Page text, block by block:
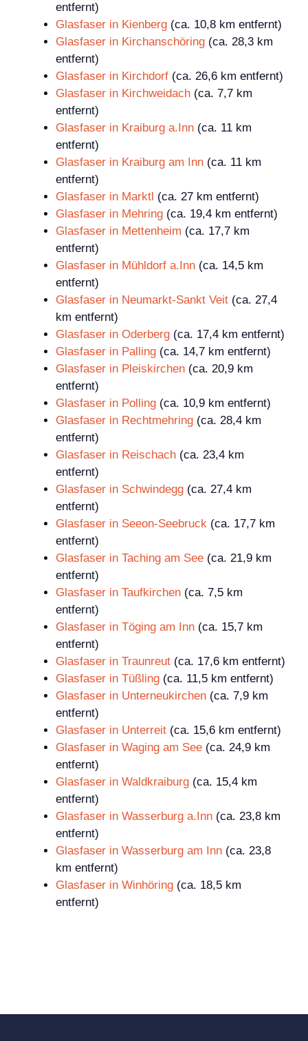
entfernt)
Glasfaser in Kienberg (ca. 10,8 km entfernt)
Glasfaser in Kirchanschöring (ca. 28,3 km
entfernt)
Glasfaser in Kirchdorf (ca. 26,6 km entfernt)
Glasfaser in Kirchweidach (ca. 7,7 km
entfernt)
Glasfaser in Kraiburg a.Inn (ca. 11 km
entfernt)
Glasfaser in Kraiburg am Inn (ca. 11 km
entfernt)
Glasfaser in Marktl (ca. 27 km entfernt)
Glasfaser in Mehring (ca. 19,4 km entfernt)
Glasfaser in Mettenheim (ca. 17,7 km
entfernt)
Glasfaser in Mühldorf a.Inn (ca. 14,5 km
entfernt)
Glasfaser in Neumarkt-Sankt Veit (ca. 27,4
km entfernt)
Glasfaser in Oderberg (ca. 17,4 km entfernt)
Glasfaser in Palling (ca. 14,7 km entfernt)
Glasfaser in Pleiskirchen (ca. 20,9 km
entfernt)
Glasfaser in Polling (ca. 10,9 km entfernt)
Glasfaser in Rechtmehring (ca. 28,4 km
entfernt)
Glasfaser in Reischach (ca. 23,4 km
entfernt)
Glasfaser in Schwindegg (ca. 27,4 km
entfernt)
Glasfaser in Seeon-Seebruck (ca. 17,7 km
entfernt)
Glasfaser in Taching am See (ca. 21,9 km
entfernt)
Glasfaser in Taufkirchen (ca. 7,5 km
entfernt)
Glasfaser in Töging am Inn (ca. 15,7 km
entfernt)
Glasfaser in Traunreut (ca. 17,6 km entfernt)
Glasfaser in Tüßling (ca. 11,5 km entfernt)
Glasfaser in Unterneukirchen (ca. 7,9 km
entfernt)
Glasfaser in Unterreit (ca. 15,6 km entfernt)
Glasfaser in Waging am See (ca. 24,9 km
entfernt)
Glasfaser in Waldkraiburg (ca. 15,4 km
entfernt)
Glasfaser in Wasserburg a.Inn (ca. 23,8 km
entfernt)
Glasfaser in Wasserburg am Inn (ca. 23,8
km entfernt)
Glasfaser in Winhöring (ca. 18,5 km
entfernt)